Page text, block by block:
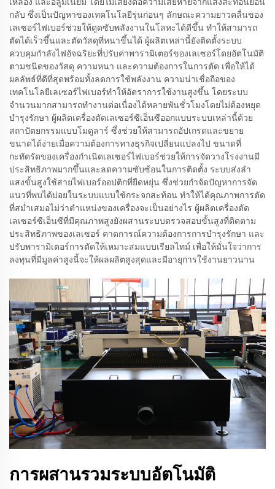
กลับ ซึ่งเป็นปัญหาของเทคโนโลยีรุ่นก่อนๆ ลักษณะความยาวคลื่นของ
เลเซอร์ไฟเบอร์ช่วยให้ดูดซับพลังงานในโลหะได้ดีขึ้น ทำให้สามารถ
ตัดได้เร็วขึ้นและตัดวัสดุที่หนาขึ้นได้ ผู้ผลิตเหล่านี้ยังติดตั้งระบบ
ควบคุมกำลังไฟอัจฉริยะที่ปรับค่าพารามิเตอร์ของเลเซอร์โดยอัตโนมัติ
ตามชนิดของวัสดุ ความหนา และความต้องการในการตัด เพื่อให้ได้
ผลลัพธ์ที่ดีที่สุดพร้อมทั้งลดการใช้พลังงาน ความน่าเชื่อถือของ
เทคโนโลยีเลเซอร์ไฟเบอร์ทำให้อัตราการใช้งานสูงขึ้น โดยระบบ
จำนวนมากสามารถทำงานต่อเนื่องได้หลายพันชั่วโมงโดยไม่ต้องหยุด
บำรุงรักษา ผู้ผลิตเครื่องตัดเลเซอร์ซีเอ็นซีออกแบบระบบเหล่านี้ด้วย
สถาปัตยกรรมแบบโมดูลาร์ ซึ่งช่วยให้สามารถอัปเกรดและขยาย
ขนาดได้ง่ายเมื่อความต้องการทางธุรกิจเปลี่ยนแปลงไป ขนาดที่
กะทัดรัดของเครื่องกำเนิดเลเซอร์ไฟเบอร์ช่วยให้การจัดวางโรงงานมี
ประสิทธิภาพมากขึ้นและลดความซับซ้อนในการติดตั้ง ระบบส่งลำ
แสงขั้นสูงใช้สายไฟเบอร์ออปติกที่ยืดหยุ่น ซึ่งช่วยกำจัดปัญหาการจัด
แนวที่พบได้บ่อยในระบบแบบใช้กระจกสะท้อน ทำให้ได้คุณภาพการตัด
ที่สม่ำเสมอไม่ว่าตำแหน่งของเครื่องจะเป็นอย่างไร ผู้ผลิตเครื่องตัด
เลเซอร์ซีเอ็นซีที่มีคุณภาพสูงยังผสานระบบตรวจสอบขั้นสูงที่ติดตาม
ประสิทธิภาพของเลเซอร์ คาดการณ์ความต้องการการบำรุงรักษา และ
ปรับพารามิเตอร์การตัดให้เหมาะสมแบบเรียลไทม์ เพื่อให้มั่นใจว่าการ
ลงทุนที่มีมูลค่าสูงนี้จะให้ผลผลิตสูงสุดและมีอายุการใช้งานยาวนาน
การผสานรวมระบบอัตโนมัติ